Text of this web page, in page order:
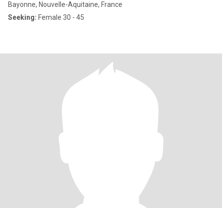
Bayonne, Nouvelle-Aquitaine, France
Seeking: Female 30 - 45